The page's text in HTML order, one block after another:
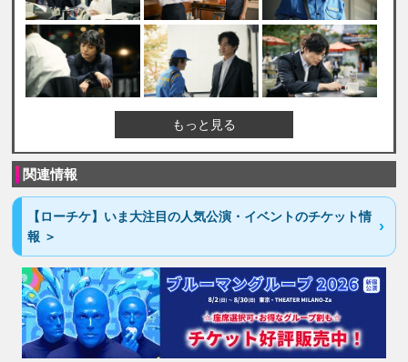
もっと見る
関連情報
【ローチケ】いま大注目の人気公演・イベントのチケット情
報 ＞